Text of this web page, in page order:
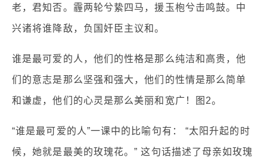
老，君知否。霾两轮兮絷四马，援玉枹兮击鸣鼓。中
兴诸将谁降敌，负国奸臣主议和。
谁是最可爱的人，他们的性格是那么纯洁和高贵，他
们的意志是那么坚强和强大，他们的性情是那么简单
和谦虚，他们的心灵是那么美丽和宽广！图2。
“谁是最可爱的人”一课中的比喻句有： “太阳升起的时
候，她就是最美的玫瑰花。” 这句话描述了母亲如玫瑰